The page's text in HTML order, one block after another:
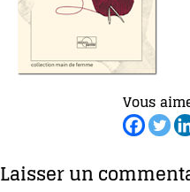
Vous
Laisser un